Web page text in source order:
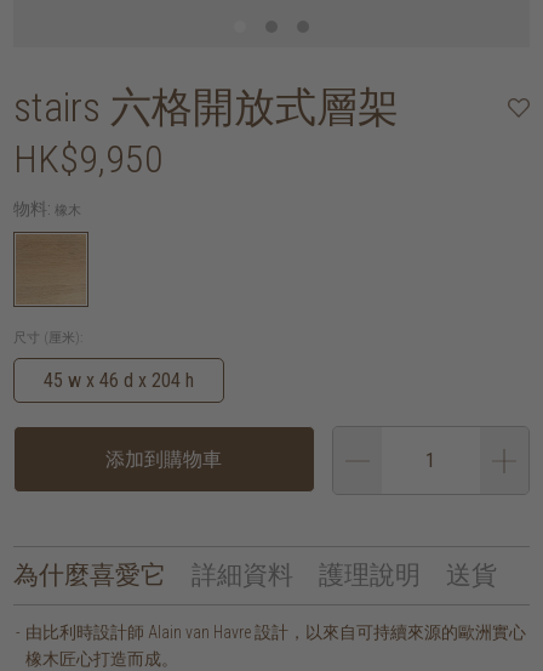
stairs 六格開放式層架
HK$9,950
物料: 橡木
尺寸 (厘米):
45 w x 46 d x 204 h
添加到購物車
為什麼喜愛它 詳細資料 護理說明 送貨
由比利時設計師 Alain van Havre 設計，以來自可持續來源的歐洲實心
橡木匠心打造而成。